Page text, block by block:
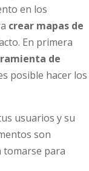
en los
crear mapas de
En primera
de
posible hacer los
usuarios y su
son
tomarse para